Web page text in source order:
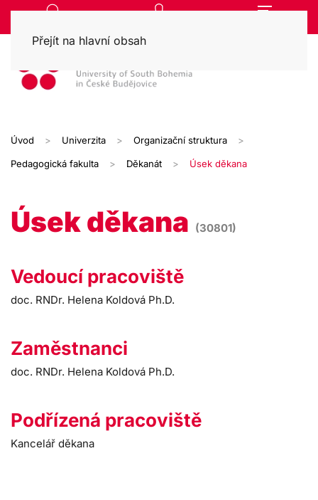
Přejít na hlavní obsah
Úvod Univerzita Organizační struktura
Pedagogická fakulta Děkanát Úsek děkana
Úsek děkana (30801)
Vedoucí pracoviště
doc. RNDr. Helena Koldová Ph.D.
Zaměstnanci
doc. RNDr. Helena Koldová Ph.D.
Podřízená pracoviště
Kancelář děkana